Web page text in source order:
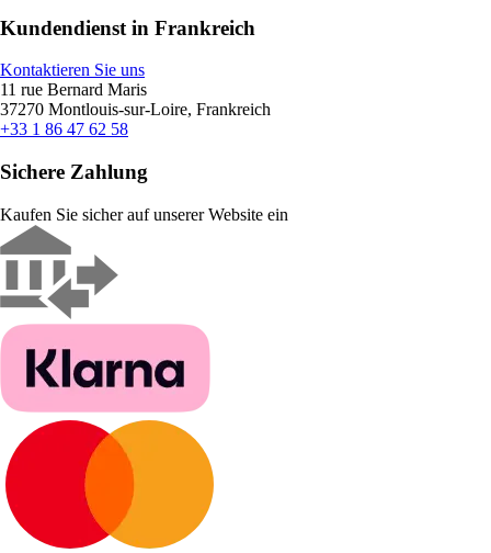
Kundendienst in Frankreich
Kontaktieren Sie uns
11 rue Bernard Maris
37270 Montlouis-sur-Loire, Frankreich
+33 1 86 47 62 58
Sichere Zahlung
Kaufen Sie sicher auf unserer Website ein